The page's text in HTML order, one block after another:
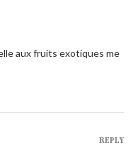
aux fruits exotiques me
REPLY